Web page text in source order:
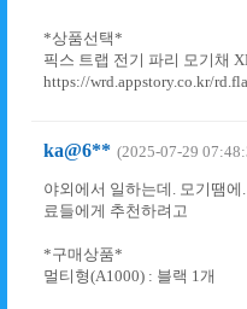
*상품선택*
픽스 트랩 전기 파리 모기채
https://wrd.appstory.co.kr/
ka@6** (2025-07-29
야외에서 일하는데. 모기땜
료들에게 추천하려고
*구매상품*
멀티형(A1000) : 블랙 1개